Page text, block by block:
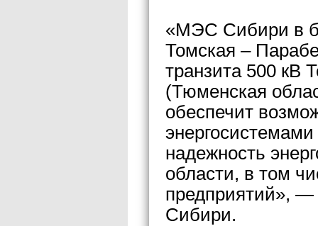
«МЭС Сибири в
Томская –
транзита 500 кВ
(Тюменская
обеспечит
надежность
области, в том
предприятий»,
Сибири.